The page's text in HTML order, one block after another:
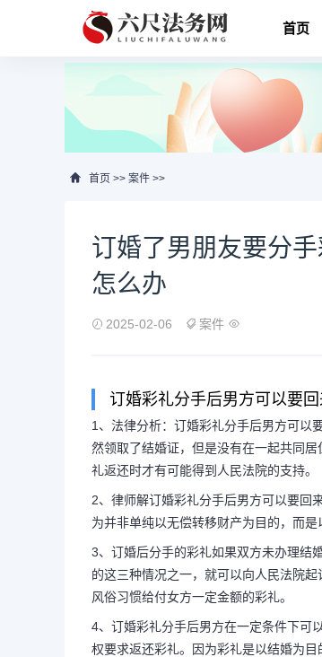
首页
首页 >> 案件 >>
订婚了男朋友要分
怎么办
2025-02-06 案件
订婚彩礼分手后男方可以要
1、法律分析：订婚彩礼分手后男方可以
然领取了结婚证，但是没有在一起共同
礼返还时才有可能得到人民法院的支持。
2、律师解订婚彩礼分手后男方可以要回
为并非单纯以无偿转移财产为目的，而
3、订婚后分手的彩礼如果双方未办理结
的这三种情况之一，就可以向人民法院
风俗习惯给付女方一定金额的彩礼。
4、订婚彩礼分手后男方在一定条件下可
权要求返还彩礼。因为彩礼是以结婚为
订婚了男朋友要分
婚分手了,男方
1、法律分析：订婚彩
以予以返还的法定条件为